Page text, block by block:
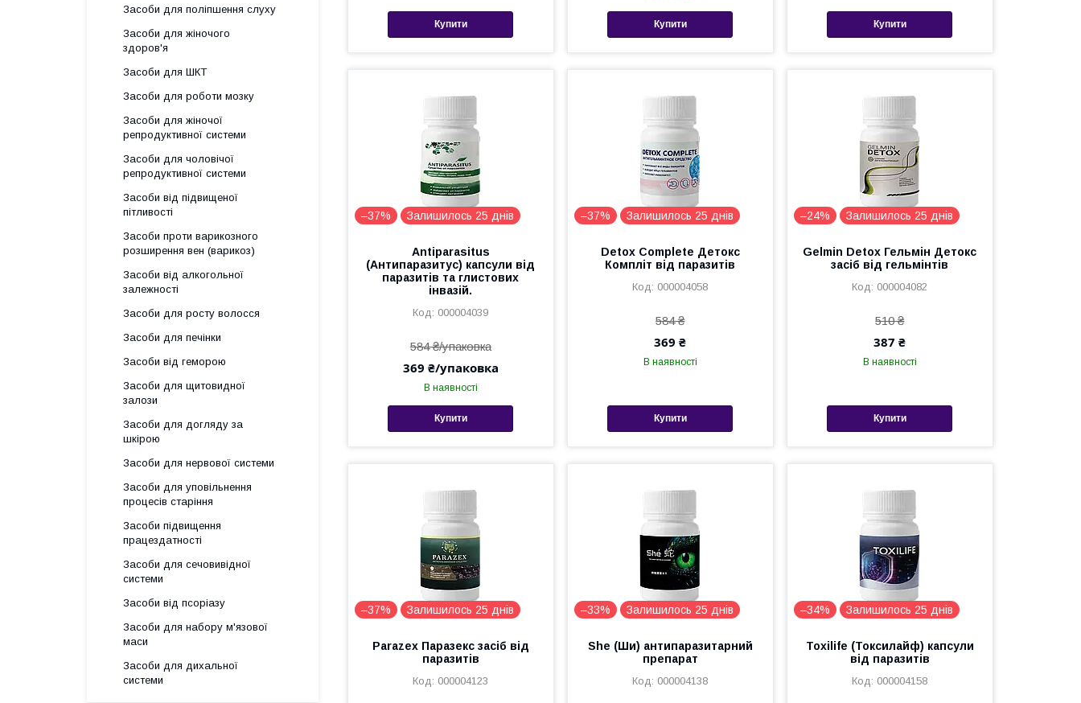
Купити Купити Купити
–37% Залишилось 25 днів
Antiparasitus
(Антипаразитус) капсули від
паразитів та глистових
інвазій.
000004039
584 ₴/упаковка
369 ₴/упаковка
В наявності
Купити
–37% Залишилось 25 днів
Detox Complete Детокс
Компліт від паразитів
000004058
584 ₴
369 ₴
В наявності
Купити
–24% Залишилось 25 днів
Gelmin Detox Гельмін Детокс
засіб від гельмінтів
000004082
510 ₴
387 ₴
В наявності
Купити
–37% Залишилось 25 днів
Parazex Паразекс засіб від
паразитів
000004123
–33% Залишилось 25 днів
She (Ши) антипаразитарний
препарат
000004138
–34% Залишилось 25 днів
Toxilife (Токсилайф) капсули
від паразитів
000004158
Засоби для поліпшення слуху
Засоби для жіночого
здоров'я
Засоби для ШКТ
Засоби для роботи мозку
Засоби для жіночої
репродуктивної системи
Засоби для чоловічої
репродуктивної системи
Засоби від підвищеної
пітливості
Засоби проти варикозного
розширення вен (варикоз)
Засоби від алкогольної
залежності
Засоби для росту волосся
Засоби для печінки
Засоби від геморою
Засоби для щитовидної
залози
Засоби для догляду за
шкірою
Засоби для нервової системи
Засоби для уповільнення
процесів старіння
Засоби підвищення
працездатності
Засоби для сечовивідної
системи
Засоби від псоріазу
Засоби для набору м'язової
маси
Засоби для дихальної
системи